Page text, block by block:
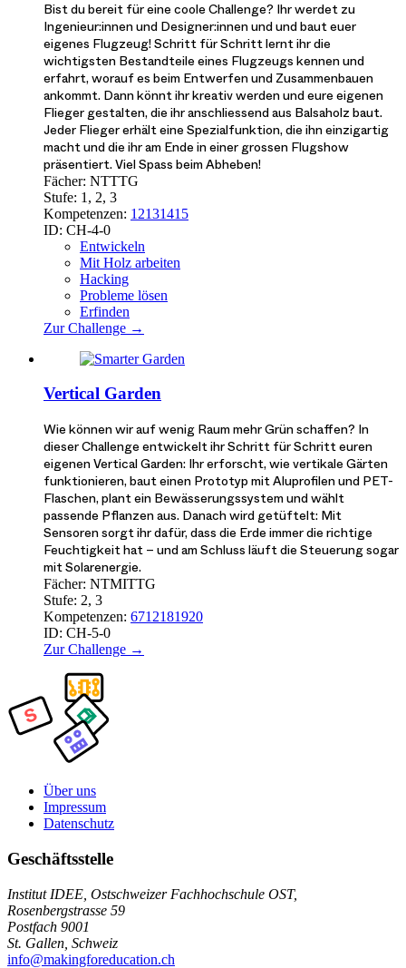
Bist du bereit für eine coole Challenge? Ihr werdet zu
Ingenieur:innen und Designer:innen und und baut euer
eigenes Flugzeug! Schritt für Schritt lernt ihr die
wichtigsten Bestandteile eines Flugzeugs kennen und
erfahrt, worauf es beim Entwerfen und Zusammenbauen
ankommt. Dann könnt ihr kreativ werden und eure eigenen
Flieger gestalten, die ihr anschliessend aus Balsaholz baut.
Jeder Flieger erhält eine Spezialfunktion, die ihn einzigartig
macht und die ihr am Ende in einer grossen Flugshow
präsentiert. Viel Spass beim Abheben!
Fächer: NTTTG
Stufe: 1, 2, 3
Kompetenzen: 12131415
ID: CH-4-0
Entwickeln
Mit Holz arbeiten
Hacking
Probleme lösen
Erfinden
Zur Challenge →
Vertical Garden
Wie können wir auf wenig Raum mehr Grün schaffen? In
dieser Challenge entwickelt ihr Schritt für Schritt euren
eigenen Vertical Garden: Ihr erforscht, wie vertikale Gärten
funktionieren, baut einen Prototyp mit Aluprofilen und PET-
Flaschen, plant ein Bewässerungssystem und wählt
passende Pflanzen aus. Danach wird getüftelt: Mit
Sensoren sorgt ihr dafür, dass die Erde immer die richtige
Feuchtigkeit hat – und am Schluss läuft die Steuerung sogar
mit Solarenergie.
Fächer: NTMITTG
Stufe: 2, 3
Kompetenzen: 6712181920
ID: CH-5-0
Zur Challenge →
Über uns
Impressum
Datenschutz
Geschäftsstelle
Institut IDEE, Ostschweizer Fachhochschule OST,
Rosenbergstrasse 59
Postfach 9001
St. Gallen, Schweiz
info@makingforeducation.ch